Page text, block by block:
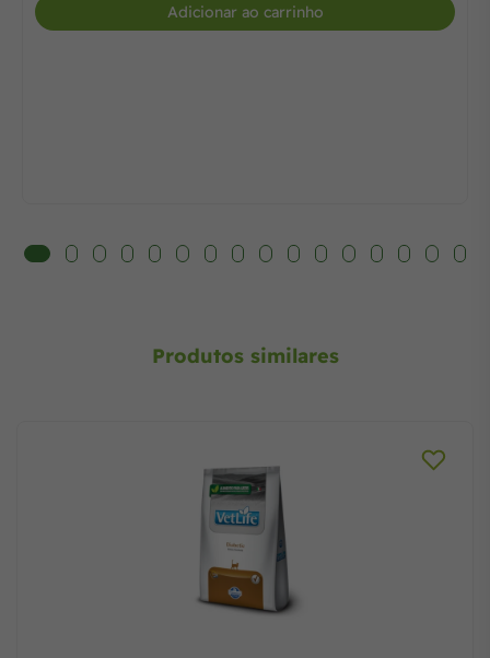
Adicionar ao carrinho
Produtos similares